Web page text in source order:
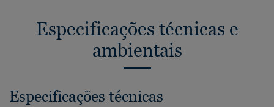
Especificações técnicas e
ambientais
Especificações técnicas